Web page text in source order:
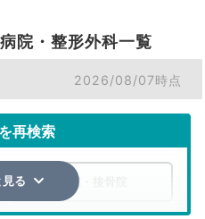
院・整形外科一覧
2026/08/07時点
再検索
整骨院・接骨院
見る